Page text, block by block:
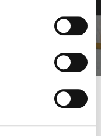
Supplier to Partner